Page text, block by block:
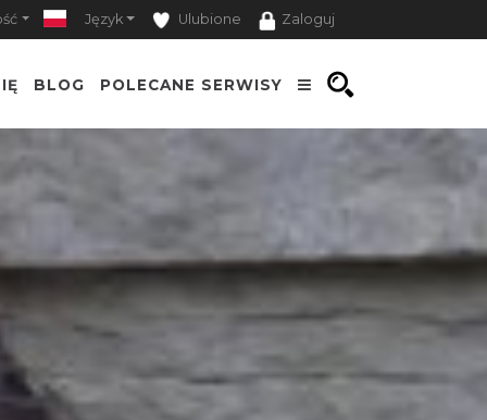
Język Ulubione Zaloguj
BLOG POLECANE SERWISY